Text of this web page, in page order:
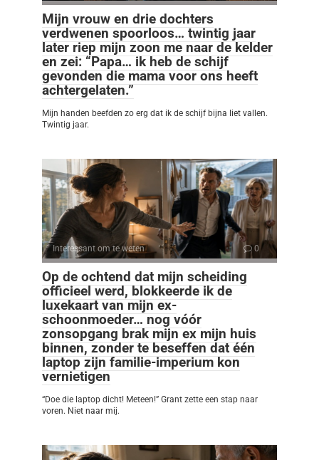
Mijn vrouw en drie dochters
verdwenen spoorloos… twintig jaar
later riep mijn zoon me naar de kelder
en zei: “Papa… ik heb de schijf
gevonden die mama voor ons heeft
achtergelaten.”
Mijn handen beefden zo erg dat ik de schijf bijna liet vallen.
Twintig jaar.
Interessant om te weten 0
Op de ochtend dat mijn scheiding
officieel werd, blokkeerde ik de
luxekaart van mijn ex-
schoonmoeder… nog vóór
zonsopgang brak mijn ex mijn huis
binnen, zonder te beseffen dat één
laptop zijn familie-imperium kon
vernietigen
“Doe die laptop dicht! Meteen!” Grant zette een stap naar
voren. Niet naar mij.